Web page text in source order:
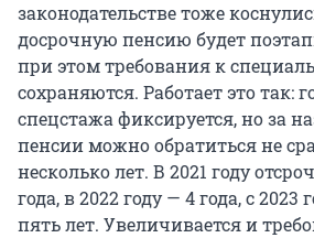
законодательстве тоже
досрочную пенсию будет
при этом требования к
сохраняются. Работает это так:
спецстажа фиксируется, но за
пенсии можно обратиться не
несколько лет. В 2021 году
года, в 2022 году — 4 года, с 2023
пять лет. Увеличивается и